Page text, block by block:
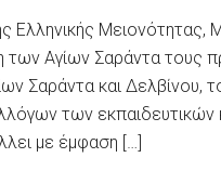
Ελληνικής
Αγίων Σαράντα τους
Σαράντα και Δελβίνου,
των εκπαιδευτικών
με έμφαση […]